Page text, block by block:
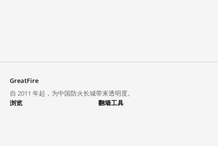
GreatFire
自 2011 年起，为中国防火长城带来透明度。
浏览
翻墙工具